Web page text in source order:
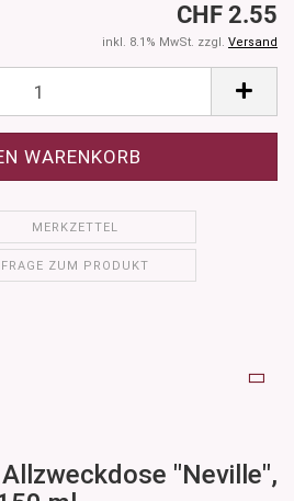
CHF 2.55
inkl. 8.1% MwSt. zzgl. Versand
MERKZETTEL
FRAGE ZUM PRODUKT
"Neville",